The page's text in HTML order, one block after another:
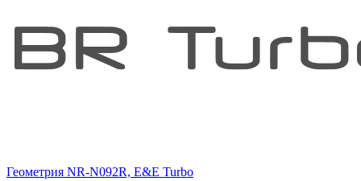
Геометрия NR-N092R, E&E Turbo